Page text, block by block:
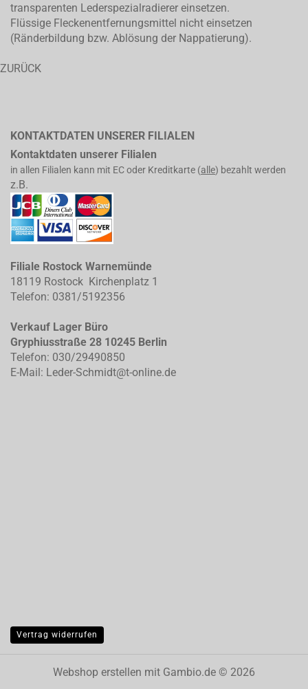
transparenten Lederspezialradierer einsetzen.
Flüssige Fleckenentfernungsmittel nicht einsetzen
(Ränderbildung bzw. Ablösung der Nappatierung).
ZURÜCK
KONTAKTDATEN UNSERER FILIALEN
Kontaktdaten unserer Filialen
in allen Filialen kann mit EC oder Kreditkarte (alle) bezahlt werden
z.B.
Filiale Rostock Warnemünde
18119 Rostock Kirchenplatz 1
Telefon: 0381/5192356
Verkauf Lager Büro
Gryphiusstraße 28 10245 Berlin
Telefon: 030/29490850
E-Mail: Leder-Schmidt@t-online.de
Vertrag widerrufen
Webshop erstellen mit Gambio.de © 2026